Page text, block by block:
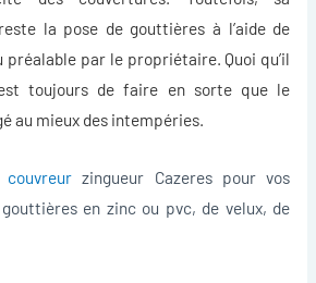
la pose de gouttières à l’aide de
préalable par le propriétaire. Quoi qu’il
toujours de faire en sorte que le
au mieux des intempéries.
couvreur zingueur Cazeres pour vos
en zinc ou pvc, de velux, de